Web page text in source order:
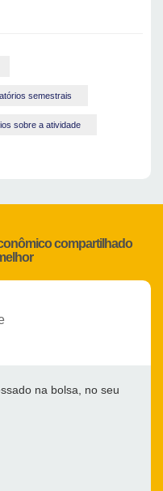
semestrais
sobre a atividade
compartilhado
na bolsa, no seu